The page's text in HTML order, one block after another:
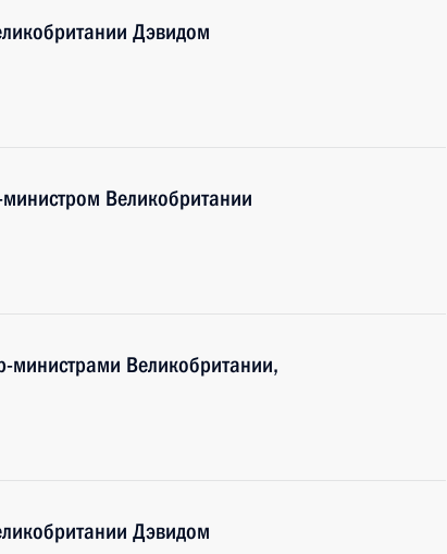
Дэвидом
Великобритании
министрами Великобритании,
Дэвидом